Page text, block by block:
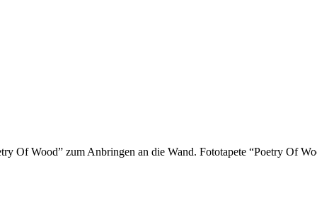
Of Wood” zum Anbringen an die Wand. Fototapete “Poetry Of